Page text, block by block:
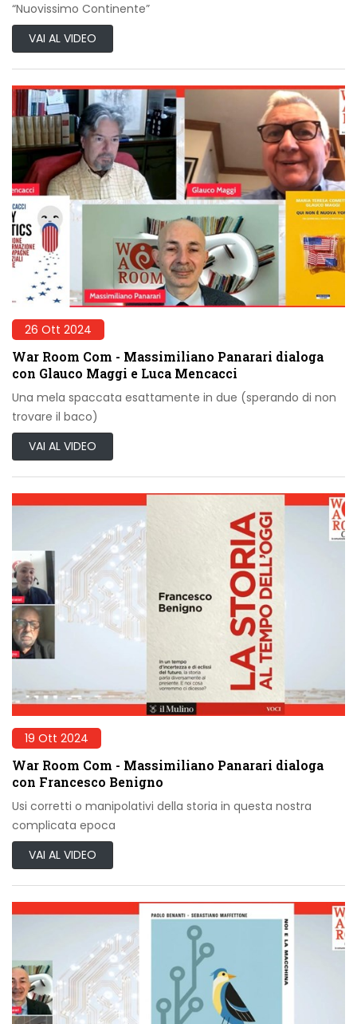
“Nuovissimo Continente”
VAI AL VIDEO
26 Ott 2024
War Room Com - Massimiliano Panarari dialoga
con Glauco Maggi e Luca Mencacci
Una mela spaccata esattamente in due (sperando di non
trovare il baco)
VAI AL VIDEO
19 Ott 2024
War Room Com - Massimiliano Panarari dialoga
con Francesco Benigno
Usi corretti o manipolativi della storia in questa nostra
complicata epoca
VAI AL VIDEO